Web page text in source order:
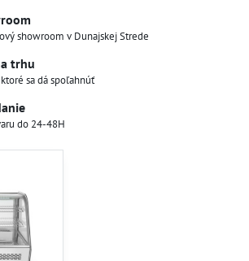
showroom v Dunajskej Strede
trhu
sa dá spoľahnúť
do 24-48H